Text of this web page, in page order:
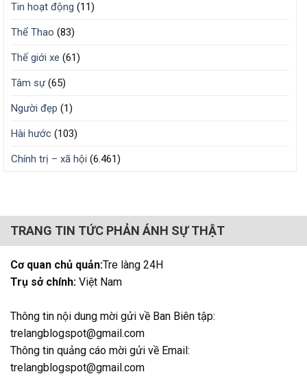
Tin hoạt động (11)
Thể Thao (83)
Thế giới xe (61)
Tâm sự(65)
Người đẹp (1)
Hài hước (103)
Chính trị – xã hội (6.461)
TRANG TIN TỨC PHẢN ÁNH SỰ THẬT
Cơ quan chủ quản:Tre làng 24H
Trụ sở chính: Việt Nam
Thông tin nội dung mời gửi về Ban Biên tập:
trelangblogspot@gmail.com
Thông tin quảng cáo mời gửi về Email:
trelangblogspot@gmail.com